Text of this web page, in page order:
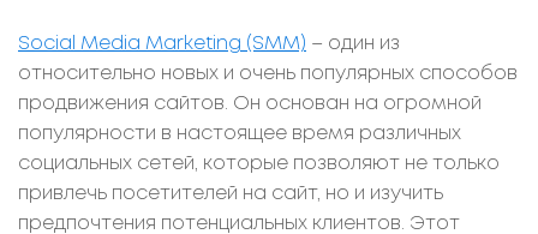
Social Media Marketing (SMM) – один из
относительно новых и очень популярных способов
продвижения сайтов. Он основан на огромной
популярности в настоящее время различных
социальных сетей, которые позволяют не только
привлечь посетителей на сайт, но и изучить
предпочтения потенциальных клиентов. Этот